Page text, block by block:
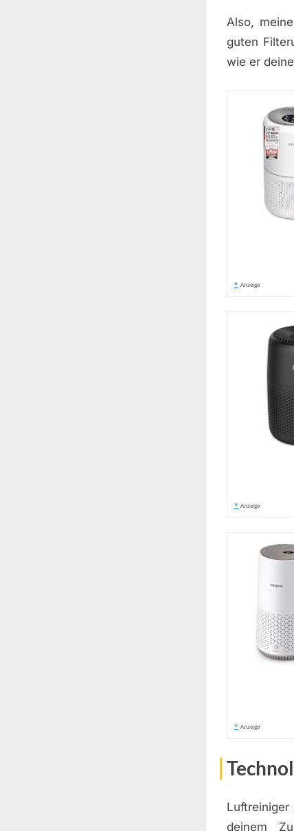
Also,
guten
wie er
* Anzeige
* Anzeige
* Anzeige
deinem